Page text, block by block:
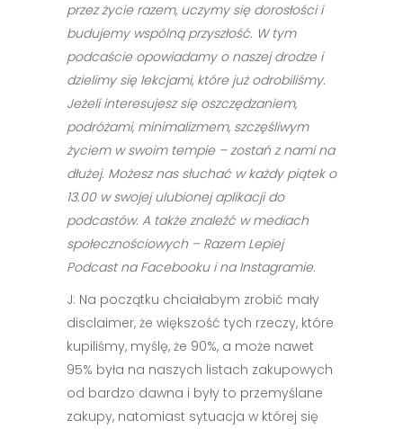
przez życie razem, uczymy się dorosłości i
budujemy wspólną przyszłość. W tym
podcaście opowiadamy o naszej drodze i
dzielimy się lekcjami, które już odrobiliśmy.
Jeżeli interesujesz się oszczędzaniem,
podróżami, minimalizmem, szczęśliwym
życiem w swoim tempie – zostań z nami na
dłużej. Możesz nas słuchać w każdy piątek o
13.00 w swojej ulubionej aplikacji do
podcastów. A także znaleźć w mediach
społecznościowych – Razem Lepiej
Podcast na Facebooku i na Instagramie.
J: Na początku chciałabym zrobić mały
disclaimer, że większość tych rzeczy, które
kupiliśmy, myślę, że 90%, a może nawet
95% była na naszych listach zakupowych
od bardzo dawna i były to przemyślane
zakupy, natomiast sytuacja w której się